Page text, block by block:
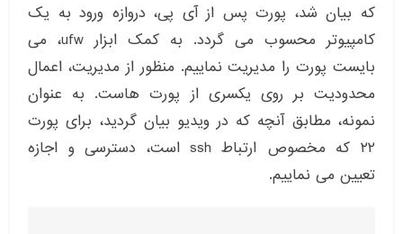
که بیان شد، پورت پس از آی پی، دروازه ورود به یک
کامپیوتر محسوب می گردد. به کمک ابزار ufw، می
بایست پورت را مدیریت نماییم. منظور از مدیریت، اعمال
محدودیت بر روی یکسری از پورت هاست. به عنوان
نمونه، مطابق آنچه که در ویدیو بیان گردید، برای پورت
۲۲ که مخصوص ارتباط ssh است، دسترسی و اجازه
تعیین می نماییم.